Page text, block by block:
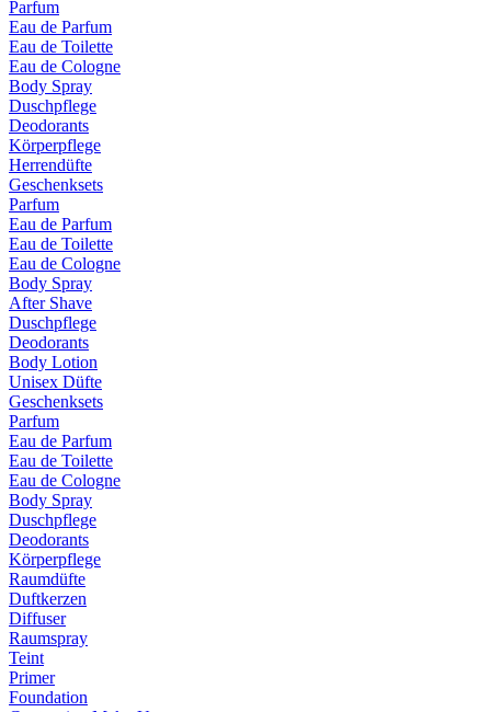
Parfum
Eau de Parfum
Eau de Toilette
Eau de Cologne
Body Spray
Duschpflege
Deodorants
Körperpflege
Herrendüfte
Geschenksets
Parfum
Eau de Parfum
Eau de Toilette
Eau de Cologne
Body Spray
After Shave
Duschpflege
Deodorants
Body Lotion
Unisex Düfte
Geschenksets
Parfum
Eau de Parfum
Eau de Toilette
Eau de Cologne
Body Spray
Duschpflege
Deodorants
Körperpflege
Raumdüfte
Duftkerzen
Diffuser
Raumspray
Teint
Primer
Foundation